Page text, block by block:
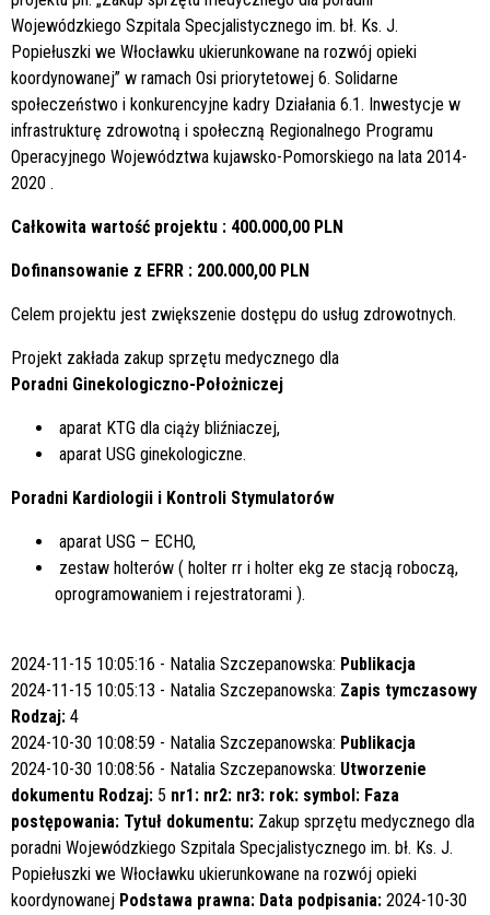
Wojewódzkiego Szpitala Specjalistycznego im. bł. Ks. J.
Popiełuszki we Włocławku ukierunkowane na rozwój opieki
koordynowanej” w ramach Osi priorytetowej 6. Solidarne
społeczeństwo i konkurencyjne kadry Działania 6.1. Inwestycje w
infrastrukturę zdrowotną i społeczną Regionalnego Programu
Operacyjnego Województwa kujawsko-Pomorskiego na lata 2014-
2020 .
Całkowita wartość projektu : 400.000,00 PLN
Dofinansowanie z EFRR : 200.000,00 PLN
Celem projektu jest zwiększenie dostępu do usług zdrowotnych.
Projekt zakłada zakup sprzętu medycznego dla
Poradni Ginekologiczno-Położniczej
aparat KTG dla ciąży bliźniaczej,
aparat USG ginekologiczne.
Poradni Kardiologii i Kontroli Stymulatorów
aparat USG – ECHO,
zestaw holterów ( holter rr i holter ekg ze stacją roboczą,
oprogramowaniem i rejestratorami ).
2024-11-15 10:05:16 - Natalia Szczepanowska: Publikacja
2024-11-15 10:05:13 - Natalia Szczepanowska: Zapis tymczasowy
Rodzaj: 4
2024-10-30 10:08:59 - Natalia Szczepanowska: Publikacja
2024-10-30 10:08:56 - Natalia Szczepanowska: Utworzenie
dokumentu Rodzaj: 5 nr1: nr2: nr3: rok: symbol: Faza
postępowania: Tytuł dokumentu: Zakup sprzętu medycznego dla
poradni Wojewódzkiego Szpitala Specjalistycznego im. bł. Ks. J.
Popiełuszki we Włocławku ukierunkowane na rozwój opieki
koordynowanej Podstawa prawna: Data podpisania: 2024-10-30